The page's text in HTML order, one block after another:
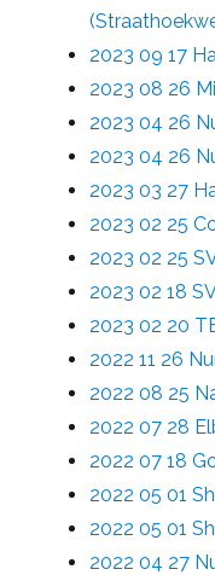
2023 09 17
2023 08 26
2023 04 26
2023 04 26
2023 03 27
2023 02 25
2023 02 25
2023 02 18
2023 02 20
2022 11 26
2022 08 25
2022 07 28
2022 07 18
2022 05 01
2022 05 01
2022 04 27